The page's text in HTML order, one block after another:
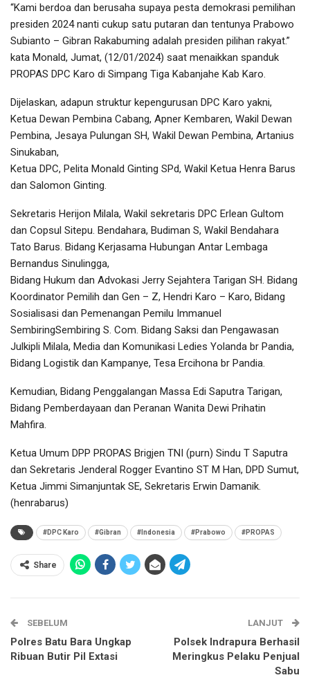
“Kami berdoa dan berusaha supaya pesta demokrasi pemilihan
presiden 2024 nanti cukup satu putaran dan tentunya Prabowo
Subianto – Gibran Rakabuming adalah presiden pilihan rakyat.”
kata Monald, Jumat, (12/01/2024) saat menaikkan spanduk
PROPAS DPC Karo di Simpang Tiga Kabanjahe Kab Karo.
Dijelaskan, adapun struktur kepengurusan DPC Karo yakni,
Ketua Dewan Pembina Cabang, Apner Kembaren, Wakil Dewan
Pembina, Jesaya Pulungan SH, Wakil Dewan Pembina, Artanius
Sinukaban,
Ketua DPC, Pelita Monald Ginting SPd, Wakil Ketua Henra Barus
dan Salomon Ginting.
Sekretaris Herijon Milala, Wakil sekretaris DPC Erlean Gultom
dan Copsul Sitepu. Bendahara, Budiman S, Wakil Bendahara
Tato Barus. Bidang Kerjasama Hubungan Antar Lembaga
Bernandus Sinulingga,
Bidang Hukum dan Advokasi Jerry Sejahtera Tarigan SH. Bidang
Koordinator Pemilih dan Gen – Z, Hendri Karo – Karo, Bidang
Sosialisasi dan Pemenangan Pemilu Immanuel
SembiringSembiring S. Com. Bidang Saksi dan Pengawasan
Julkipli Milala, Media dan Komunikasi Ledies Yolanda br Pandia,
Bidang Logistik dan Kampanye, Tesa Ercihona br Pandia.
Kemudian, Bidang Penggalangan Massa Edi Saputra Tarigan,
Bidang Pemberdayaan dan Peranan Wanita Dewi Prihatin
Mahfira.
Ketua Umum DPP PROPAS Brigjen TNI (purn) Sindu T Saputra
dan Sekretaris Jenderal Rogger Evantino ST M Han, DPD Sumut,
Ketua Jimmi Simanjuntak SE, Sekretaris Erwin Damanik.
(henrabarus)
#DPC Karo #Gibran #Indonesia #Prabowo #PROPAS
Share
SEBELUM
Polres Batu Bara Ungkap
Ribuan Butir Pil Extasi
LANJUT
Polsek Indrapura Berhasil
Meringkus Pelaku Penjual
Sabu